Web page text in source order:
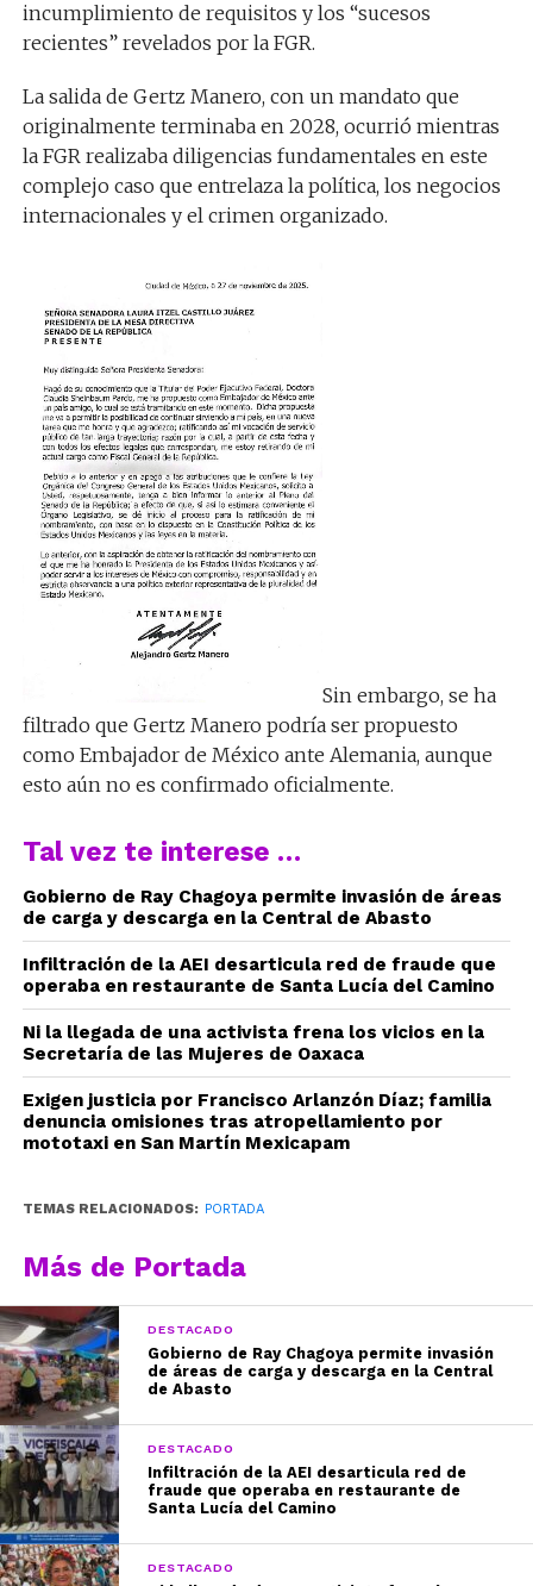
incumplimiento de requisitos y los “sucesos
recientes” revelados por la FGR.
La salida de Gertz Manero, con un mandato que
originalmente terminaba en 2028, ocurrió mientras
la FGR realizaba diligencias fundamentales en este
complejo caso que entrelaza la política, los negocios
internacionales y el crimen organizado.
Sin embargo, se ha
filtrado que Gertz Manero podría ser propuesto
como Embajador de México ante Alemania, aunque
esto aún no es confirmado oficialmente.
Tal vez te interese …
Gobierno de Ray Chagoya permite invasión de áreas
de carga y descarga en la Central de Abasto
Infiltración de la AEI desarticula red de fraude que
operaba en restaurante de Santa Lucía del Camino
Ni la llegada de una activista frena los vicios en la
Secretaría de las Mujeres de Oaxaca
Exigen justicia por Francisco Arlanzón Díaz; familia
denuncia omisiones tras atropellamiento por
mototaxi en San Martín Mexicapam
TEMAS RELACIONADOS: PORTADA
Más de Portada
DESTACADO
Gobierno de Ray Chagoya permite invasión
de áreas de carga y descarga en la Central
de Abasto
DESTACADO
Infiltración de la AEI desarticula red de
fraude que operaba en restaurante de
Santa Lucía del Camino
DESTACADO